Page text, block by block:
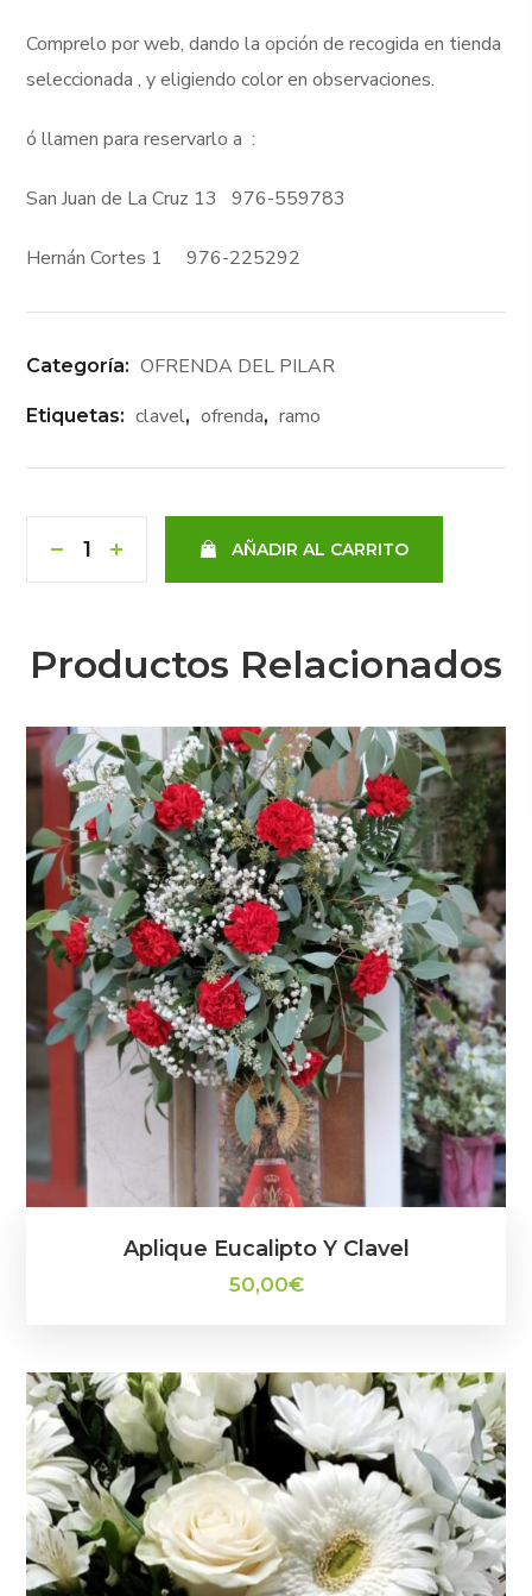
Comprelo por web, dando la opción de recogida en tienda
seleccionada , y eligiendo color en observaciones.
ó llamen para reservarlo a :
San Juan de La Cruz 13 976-559783
Hernán Cortes 1 976-225292
Categoría: OFRENDA DEL PILAR
Etiquetas: clavel, ofrenda, ramo
AÑADIR AL CARRITO
Productos Relacionados
Aplique Eucalipto Y Clavel
50,00€